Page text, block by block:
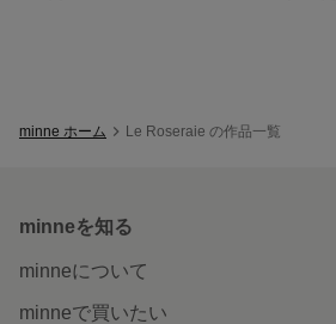
minne ホーム Le Roseraie の作品一覧
minneを知る
minneについて
minneで買いたい